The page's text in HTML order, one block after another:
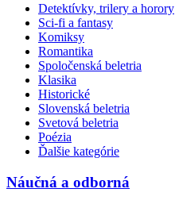
Detektívky, trilery a horory
Sci-fi a fantasy
Komiksy
Romantika
Spoločenská beletria
Klasika
Historické
Slovenská beletria
Svetová beletria
Poézia
Ďalšie kategórie
Náučná a odborná